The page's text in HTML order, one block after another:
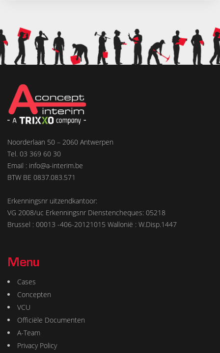
Noorderlaan 50 – 2060 Antwerpen
Tel. 03 369 60 30
Email : info@a-interim.be
BTW BE 0837.083.571
Erkenningsnr uitzendkantoor:
VG 2008/uc Erkenningsnr Dienstencheques: 05218
Brussel : 00013 -406-20121015 Wallonië : W.Disp.1447
Menu
Cases
Concepten
VCU
Officiële Documenten
A-Team
Privacy Policy